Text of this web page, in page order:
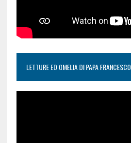
LETTURE ED OMELIA DI PAPA FRANCESCO